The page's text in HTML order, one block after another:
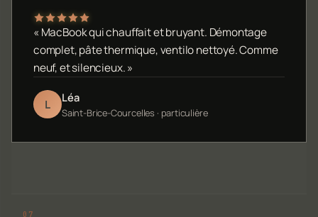
« MacBook qui chauffait et bruyant. Démontage
complet, pâte thermique, ventilo nettoyé. Comme
neuf, et silencieux. »
L Léa
Saint-Brice-Courcelles · particulière